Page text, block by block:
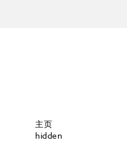
主页
hidden